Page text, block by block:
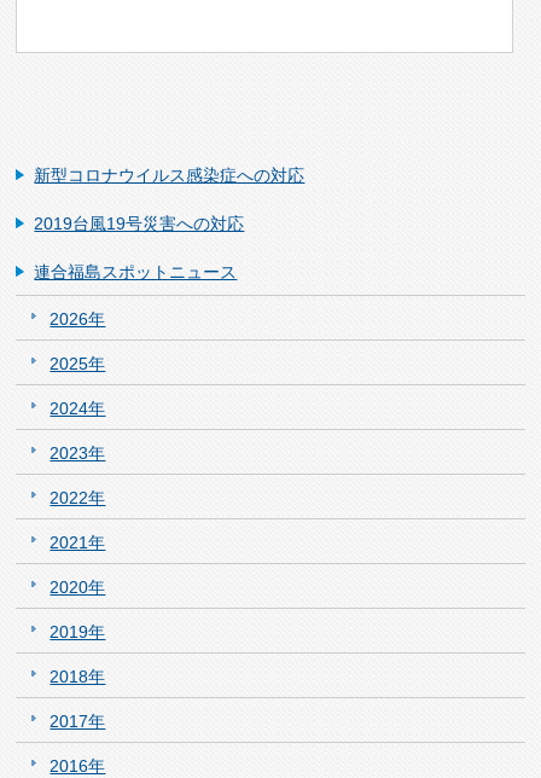
新型コロナウイルス感染症への対応
2019台風19号災害への対応
連合福島スポットニュース
2026年
2025年
2024年
2023年
2022年
2021年
2020年
2019年
2018年
2017年
2016年